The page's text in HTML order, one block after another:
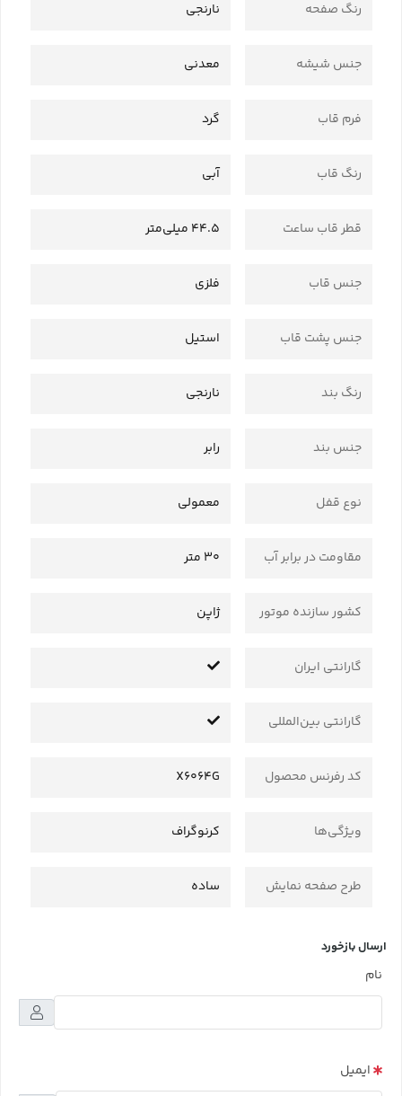
رنگ صفحه نارنجی
جنس شیشه معدنی
فرم قاب گرد
رنگ قاب آبی
قطر قاب ساعت 44.5 میلی‌متر
جنس قاب فلزی
جنس پشت قاب استیل
رنگ بند نارنجی
جنس بند رابر
نوع قفل معمولی
مقاومت در برابر آب 30 متر
کشور سازنده موتور ژاپن
گارانتی ایران
گارانتی بین‌المللی
کد رفرنس محصول X6064G
ویژگی‌ها کرنوگراف
طرح صفحه نمایش ساده
ارسال بازخورد
نام
ایمیل